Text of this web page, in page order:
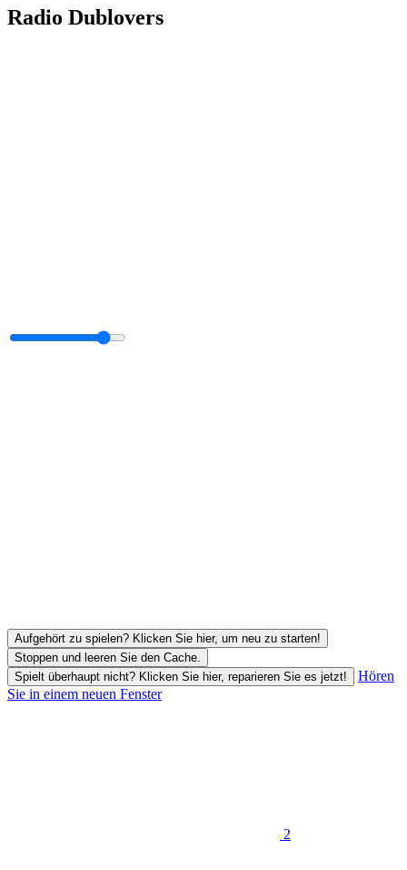
Radio Dublovers
Aufgehört zu spielen? Klicken Sie hier, um neu zu starten!
Stoppen und leeren Sie den Cache.
Spielt überhaupt nicht? Klicken Sie hier, reparieren Sie es jetzt!
Hören
Sie in einem neuen Fenster
2